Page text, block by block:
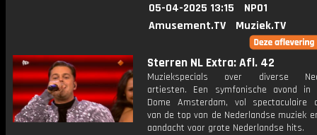
05-04-2025 13:15
NPO1
Amusement.TV
Muziek.TV
Sterren NL Extra: Afl. 42
Muziekspecials over diverse
artiesten. Een symfonische avond in
Dome Amsterdam, vol spectaculaire
van de top van de Nederlandse muziek
aandacht voor grote Nederlandse hits.